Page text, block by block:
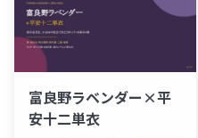
富良野ラベンダー×平
安十二単衣